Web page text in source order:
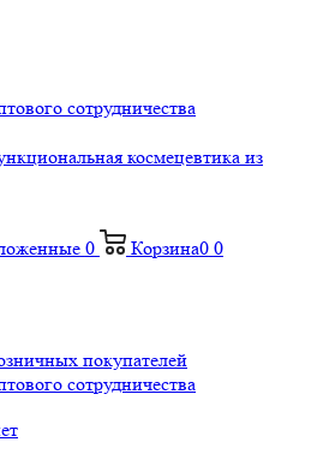
сотрудничества
0 Корзина0 0
покупателей
сотрудничества